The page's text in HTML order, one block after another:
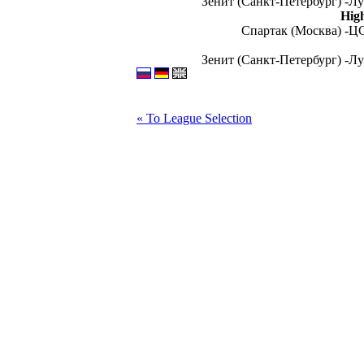
Спартак (Москва) -
Зенит (Санкт-Петербург) -
« To League Selection